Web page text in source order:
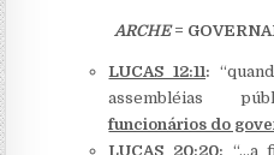
ARCHE=
LUCAS 12:11:
assembléias
funcionários do
LUCAS 20:20: “…a